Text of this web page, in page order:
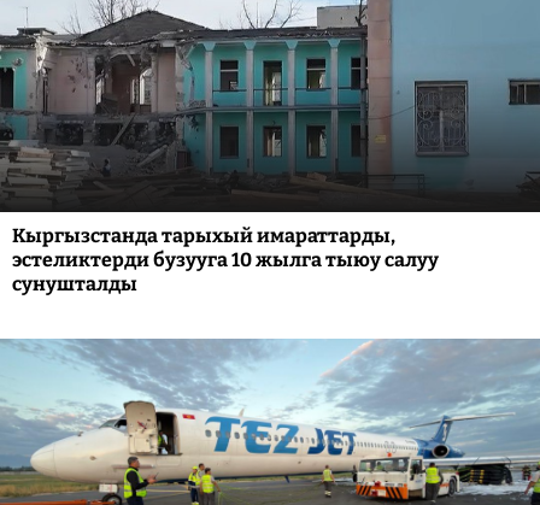
Кыргызстанда тарыхый имараттарды,
эстеликтерди бузууга 10 жылга тыюу салуу
сунушталды